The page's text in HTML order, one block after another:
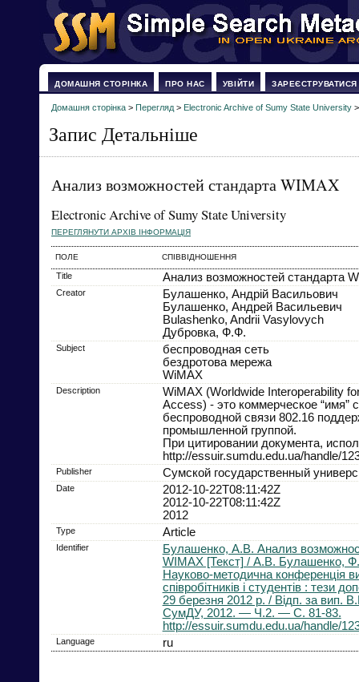
ДОМАШНЯ СТОРІНКА ПРО НАС УВІЙТИ ЗАРЕЄСТРУВАТИСЯ
Домашня сторінка > Перегляд > Electronic Archive of Sumy State University
Запис Детальніше
Анализ возможностей стандарта WIMAX
Electronic Archive of Sumy State University
ПЕРЕГЛЯНУТИ АРХІВ ІНФОРМАЦІЯ
ПОЛЕ СПІВВІДНОШЕННЯ
Title Анализ возможностей стандарта
Creator
Булашенко, Андрій Васильович
Булашенко, Андрей Васильевич
Bulashenko, Andrii Vasylovych
Дубровка, Ф.Ф.
Subject
беспроводная сеть
бездротова мережа
WiMAX
Description
WiMAX (Worldwide Interoperability
Access) - это коммерческое “имя”
беспроводной связи 802.16
промышленной группой.
При цитировании документа,
http://essuir.sumdu.edu.ua/handle/
Publisher Сумской государственный
Date
2012-10-22T08:11:42Z
2012-10-22T08:11:42Z
2012
Type Article
Identifier
Булашенко, А.В. Анализ
WIMAX [Текст] / А.В. Булашенко,
Науково-методична конференція
співробітників і студентів : тези
29 березня 2012 р. / Відп. за вип.
СумДУ, 2012. — Ч.2. — С. 81-83.
http://essuir.sumdu.edu.ua/handle/
Language ru